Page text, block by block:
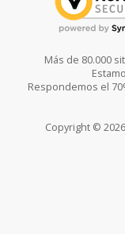
Más de 80.000
Respondemos el
Copyright ©